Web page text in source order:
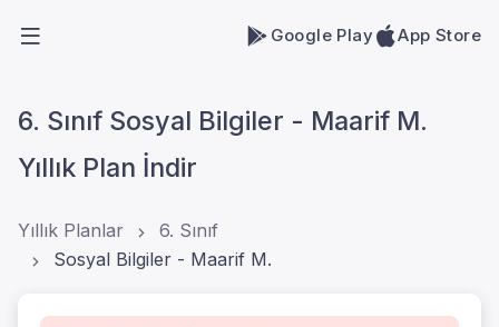
Google Play App Store
6. Sınıf Sosyal Bilgiler - Maarif M.
Yıllık Plan İndir
Yıllık Planlar
6. Sınıf
Sosyal Bilgiler - Maarif M.